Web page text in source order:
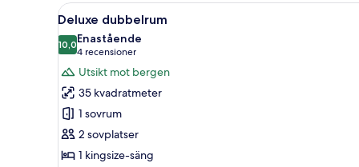
Öppna
alla
foton
för
Deluxe
dubbelrum
Ett hotellrum med en stor
4
Deluxe dubbelrum
10,010,0 av 10
Enastående
4 recensioner
(4 recensioner)
Utsikt mot bergen
35 kvadratmeter
1 sovrum
2 sovplatser
1 kingsize-säng